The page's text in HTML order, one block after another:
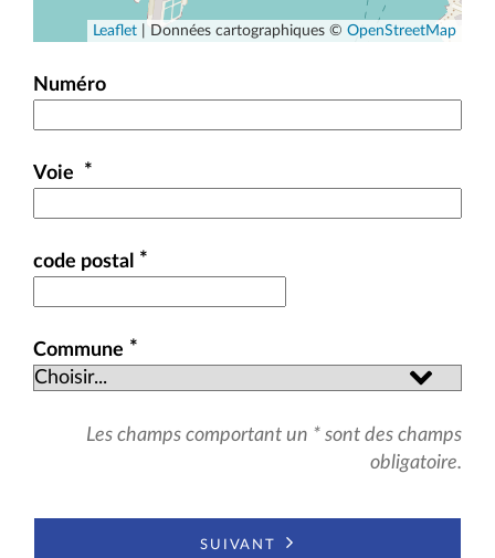
Leaflet Données cartographiques © OpenStreetMap
Numéro
Voie *
code postal *
Commune *
Les champs comportant un * sont des champs
obligatoire.
suivant